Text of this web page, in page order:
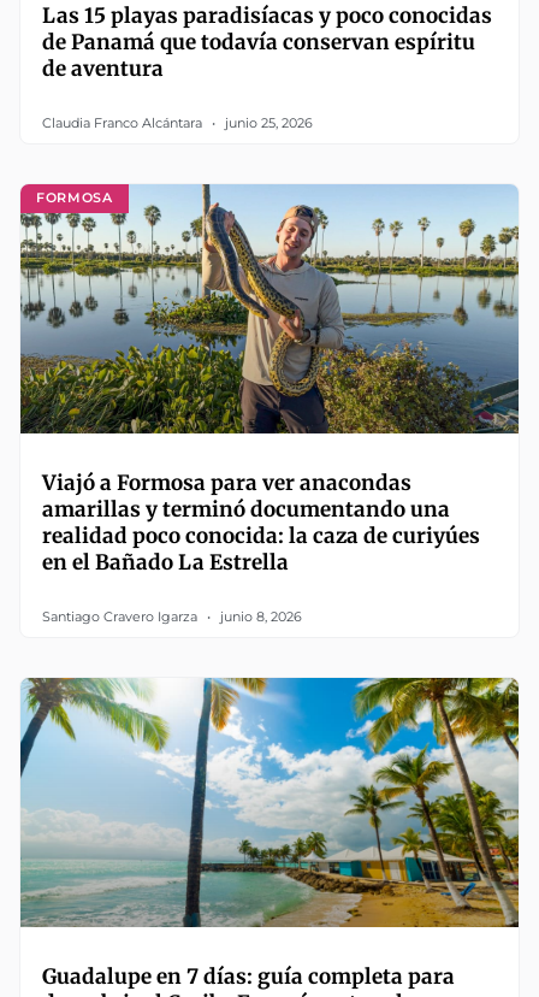
Las 15 playas paradisíacas y poco conocidas
de Panamá que todavía conservan espíritu
de aventura
Claudia Franco Alcántara junio 25, 2026
FORMOSA
Viajó a Formosa para ver anacondas
amarillas y terminó documentando una
realidad poco conocida: la caza de curiyúes
en el Bañado La Estrella
Santiago Cravero Igarza junio 8, 2026
Guadalupe en 7 días: guía completa para